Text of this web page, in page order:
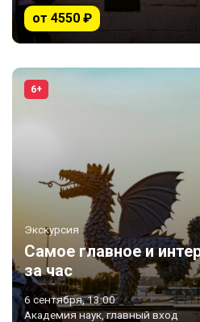
от 4550 ₽
6+
Экскурсия
Самое главное и
за час
6 сентября, 13:00
Академия наук, главный вход